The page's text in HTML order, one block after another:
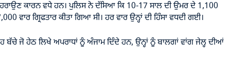
ਕਾਰਨ ਵਧੇ ਹਨ। ਪੁਲਿਸ ਨੇ ਦੱਸਿਆ ਕਿ 10-17 ਸਾਲ ਦੀ ਉਮਰ ਦੇ 1,100
ਵਾਰ ਗ੍ਰਿਫਤਾਰ ਕੀਤਾ ਗਿਆ ਸੀ। ਹਰ ਵਾਰ ਉਨ੍ਹਾਂ ਦੀ ਹਿੰਸਾ ਵਧਦੀ ਗਈ।
ਬੱਚੇ ਜੋ ਹੇਠ ਲਿਖੇ ਅਪਰਾਧਾਂ ਨੂੰ ਅੰਜਾਮ ਦਿੰਦੇ ਹਨ, ਉਨ੍ਹਾਂ ਨੂੰ ਬਾਲਗਾਂ ਵਾਂਗ ਜੇਲ੍ਹ ਦੀਆਂ